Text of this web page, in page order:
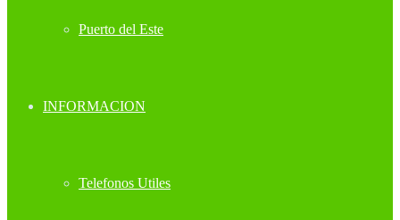
Puerto del Este
INFORMACION
Telefonos Utiles